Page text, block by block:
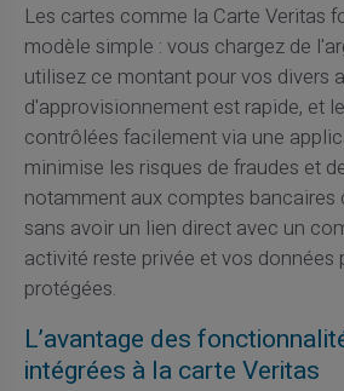
Les cartes comme la Carte Veritas
modèle simple : vous chargez de
utilisez ce montant pour vos divers
d'approvisionnement est rapide, et
contrôlées facilement via une
minimise les risques de fraudes et
notamment aux comptes bancaires
sans avoir un lien direct avec un
activité reste privée et vos données
protégées.
L’avantage des
intégrées à la carte Veritas